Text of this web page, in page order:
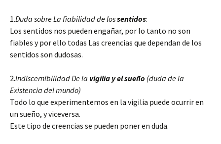
1.Duda sobre La fiabilidad de lossentidos:
Los sentidos nos pueden engañar, por lo tanto no son
fiables y por ello todas Las creencias que dependan de los
sentidos son dudosas.
2.Indiscernibilidad De la vigilia y el sueño (duda de la
Existencia del mundo)
Todo lo que experimentemos en la vigilia puede ocurrir en
un sueño, y viceversa.
Este tipo de creencias se pueden poner en duda.